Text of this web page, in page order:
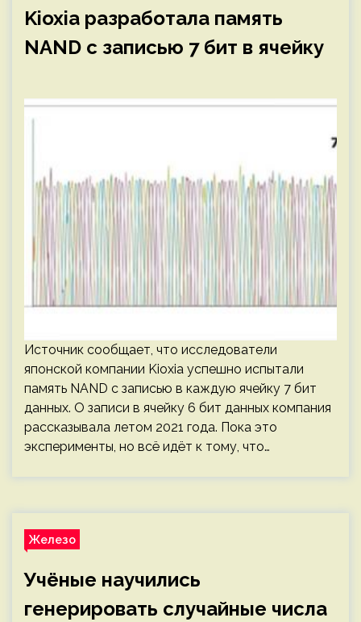
Kioxia разработала память
NAND с записью 7 бит в ячейку
Источник сообщает, что исследователи
японской компании Kioxia успешно испытали
память NAND с записью в каждую ячейку 7 бит
данных. О записи в ячейку 6 бит данных компания
рассказывала летом 2021 года. Пока это
эксперименты, но всё идёт к тому, что…
Железо
Учёные научились
генерировать случайные числа